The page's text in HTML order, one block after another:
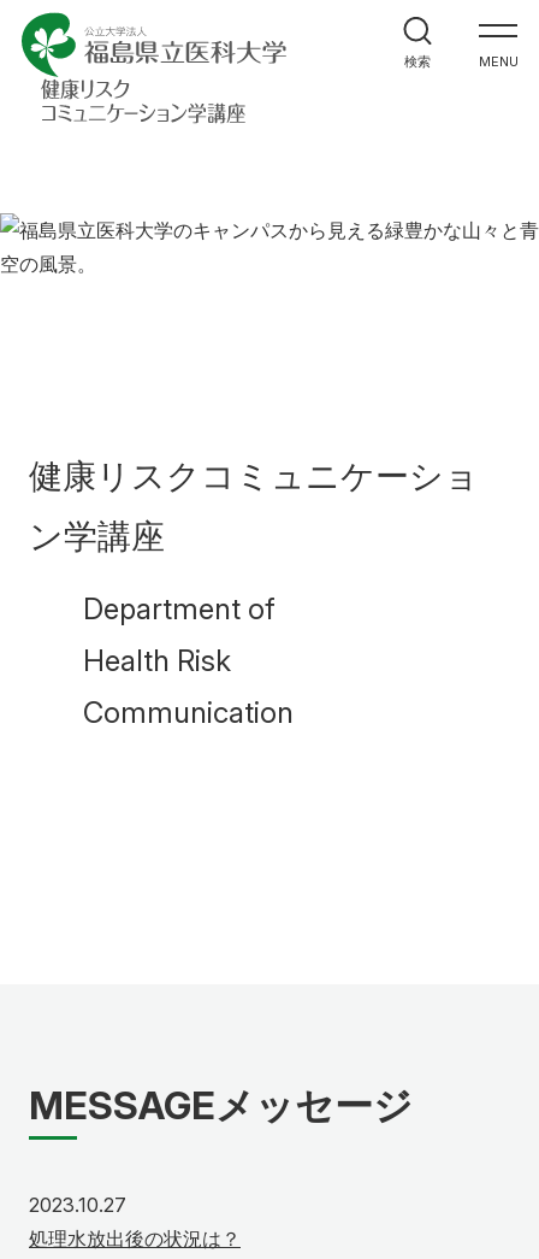
MENU
ホーム
教室紹介
メッセージ
アクセス お問い合わせ
検索
健康リスクコミュニケーショ
ン学講座
Department of
Health Risk
Communication
MESSAGEメッセージ
2023.10.27
処理水放出後の状況は？